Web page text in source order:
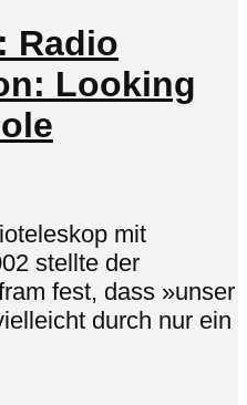
Radio
Looking
mit
stellte der
fest, dass »unser
durch nur ein